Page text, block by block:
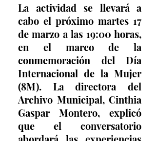
La actividad se llevará a
cabo el próximo martes 17
de marzo a las 19:00 horas,
en el marco de la
conmemoración del Día
Internacional de la Mujer
(8M). La directora del
Archivo Municipal, Cinthia
Gaspar Montero, explicó
que el conversatorio